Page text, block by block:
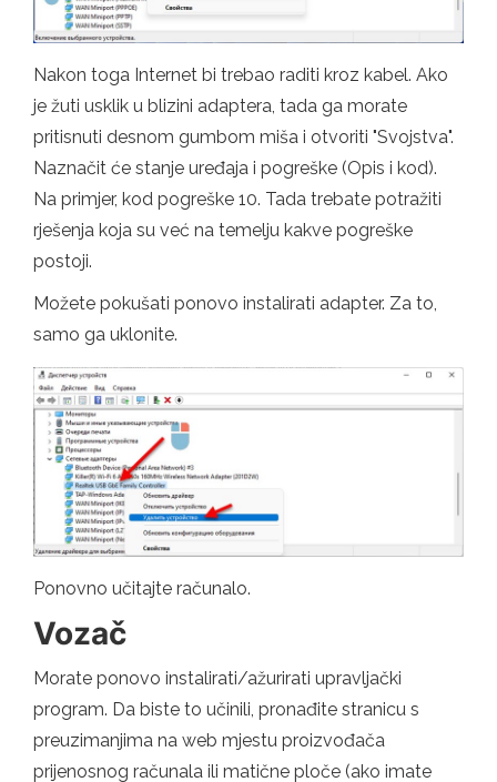
Nakon toga Internet bi trebao raditi kroz kabel. Ako
je žuti usklik u blizini adaptera, tada ga morate
pritisnuti desnom gumbom miša i otvoriti "Svojstva".
Naznačit će stanje uređaja i pogreške (Opis i kod).
Na primjer, kod pogreške 10. Tada trebate potražiti
rješenja koja su već na temelju kakve pogreške
postoji.
Možete pokušati ponovo instalirati adapter. Za to,
samo ga uklonite.
Ponovno učitajte računalo.
Vozač
Morate ponovo instalirati/ažurirati upravljački
program. Da biste to učinili, pronađite stranicu s
preuzimanjima na web mjestu proizvođača
prijenosnog računala ili matične ploče (ako imate